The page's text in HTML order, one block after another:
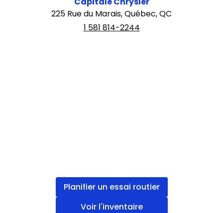
225 Rue du Marais, Québec, QC
1 581 814-2244
Planifier un essai routier
Voir l'inventaire